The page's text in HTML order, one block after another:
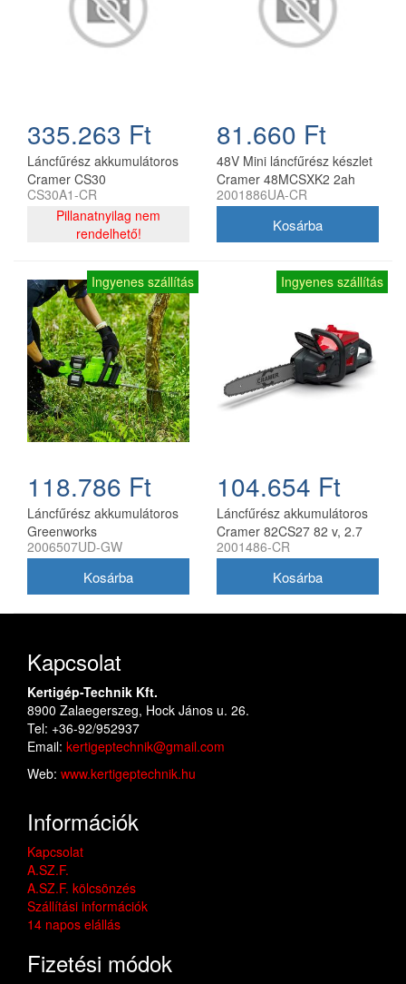
335.263 Ft
Láncfűrész akkumulátoros
Cramer CS30
CS30A1-CR
Pillanatnyilag nem
rendelhető!
81.660 Ft
48V Mini láncfűrész készlet
Cramer 48MCSXK2 2ah
akkumulátorral és töltővel
2001886UA-CR
Ingyenes szállítás
118.786 Ft
Láncfűrész akkumulátoros
Greenworks
GD24X2CS36K4X
2006507UD-GW
Ingyenes szállítás
104.654 Ft
Láncfűrész akkumulátoros
Cramer 82CS27 82 v, 2.7
kw, 325-1.3-66 szemes,
2001486-CR
Kapcsolat
Kertigép-Technik Kft.
8900 Zalaegerszeg, Hock János u. 26.
Tel: +36-92/952937
Email: kertigeptechnik@gmail.com
Web: www.kertigeptechnik.hu
Információk
Kapcsolat
A.SZ.F.
A.SZ.F. kölcsönzés
Szállítási információk
14 napos elállás
Fizetési módok